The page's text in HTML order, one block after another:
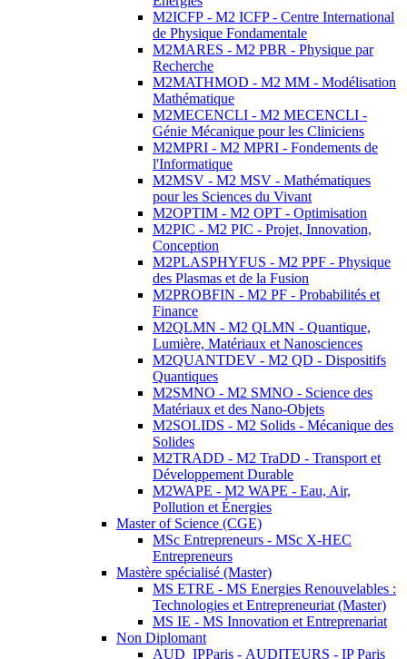
M2ICFP - M2 ICFP - Centre International
de Physique Fondamentale
M2MARES - M2 PBR - Physique par
Recherche
M2MATHMOD - M2 MM - Modélisation
Mathématique
M2MECENCLI - M2 MECENCLI -
Génie Mécanique pour les Cliniciens
M2MPRI - M2 MPRI - Fondements de
l'Informatique
M2MSV - M2 MSV - Mathématiques
pour les Sciences du Vivant
M2OPTIM - M2 OPT - Optimisation
M2PIC - M2 PIC - Projet, Innovation,
Conception
M2PLASPHYFUS - M2 PPF - Physique
des Plasmas et de la Fusion
M2PROBFIN - M2 PF - Probabilités et
Finance
M2QLMN - M2 QLMN - Quantique,
Lumière, Matériaux et Nanosciences
M2QUANTDEV - M2 QD - Dispositifs
Quantiques
M2SMNO - M2 SMNO - Science des
Matériaux et des Nano-Objets
M2SOLIDS - M2 Solids - Mécanique des
Solides
M2TRADD - M2 TraDD - Transport et
Développement Durable
M2WAPE - M2 WAPE - Eau, Air,
Pollution et Énergies
Master of Science (CGE)
MSc Entrepreneurs - MSc X-HEC
Entrepreneurs
Mastère spécialisé (Master)
MS ETRE - MS Energies Renouvelables :
Technologies et Entrepreneuriat (Master)
MS IE - MS Innovation et Entreprenariat
Non Diplomant
AUD_IPParis - AUDITEURS - IP Paris